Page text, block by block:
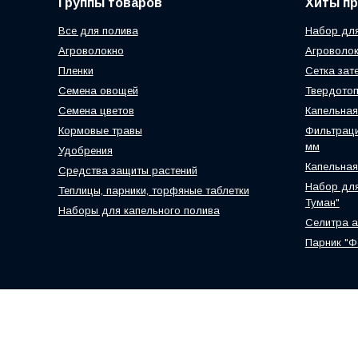
Все для полива
Агроволокно
Пленки
Семена овощей
Семена цветов
Кормовые травы
Удобрения
Средства защиты растений
Теплицы, парники, торфяные таблетки
Наборы для капельного полива
Набор
Сетка
мм
Набор
Туман"
Селитра
Парник